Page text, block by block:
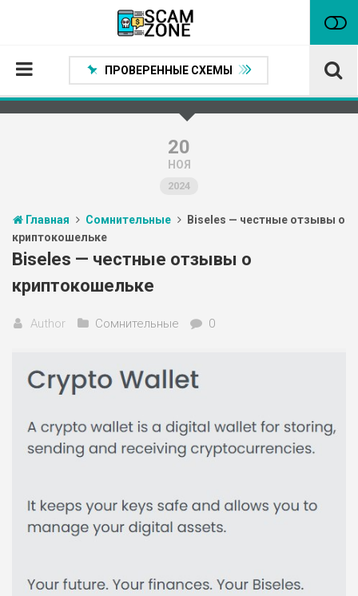
Проверенные способы заработка
Статьи
Партнеры
ПРОВЕРЕННЫЕ СХЕМЫ
20
НОЯ
2024
Главная Сомнительные
Biseles — честные отзывы о
криптокошельке
Biseles — честные отзывы о
криптокошельке
Author Сомнительные 0